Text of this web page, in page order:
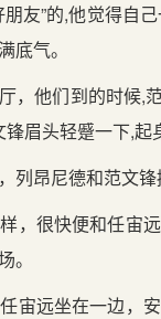
友”的,他觉得自
底气。
，他们到的时候,
眉头轻蹙一下,起
列昂尼德和范文
，很快便和任宙
。
宙远坐在一边，